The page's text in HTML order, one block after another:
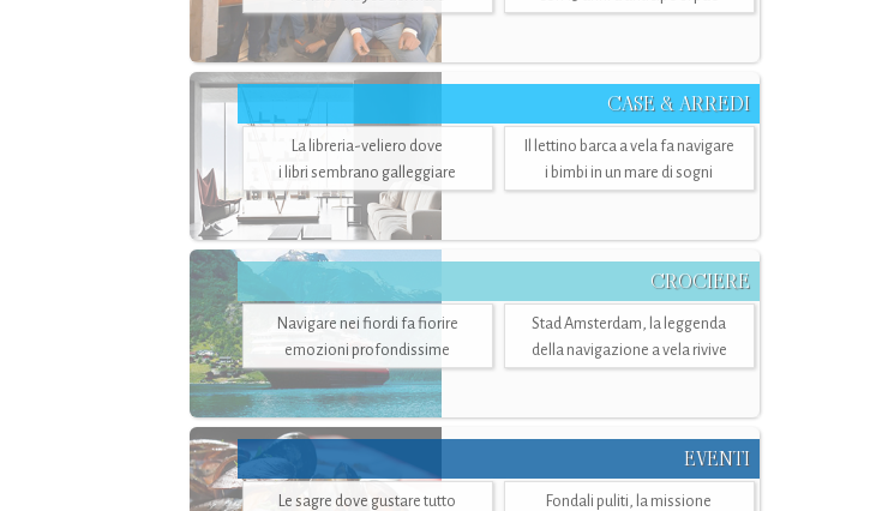
CASE & ARREDI
La libreria-veliero dove
i libri sembrano galleggiare
Il lettino barca a vela fa navigare
i bimbi in un mare di sogni
CROCIERE
Navigare nei fiordi fa fiorire
emozioni profondissime
Stad Amsterdam, la leggenda
della navigazione a vela rivive
EVENTI
Le sagre dove gustare tutto
Fondali puliti, la missione